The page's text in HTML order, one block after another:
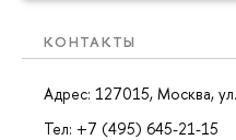
КОНТАКТЫ
Адрес: 127015, Москва,
Тел: +7 (495) 645-21-15